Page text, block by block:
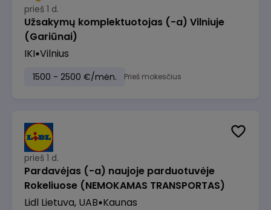
prieš 1 d.
Užsakymų komplektuotojas (-a) Vilniuje
(Gariūnai)
IKI Vilnius
1500 - 2500 €/mėn. Prieš mokesčius
prieš 1 d.
Pardavėjas (-a) naujoje parduotuvėje
Rokeliuose (NEMOKAMAS TRANSPORTAS)
Lidl Lietuva, UAB Kaunas